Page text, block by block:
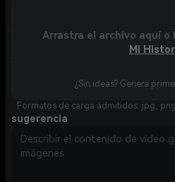
Arrastra el archivo aquí o
Mi
¿Sin ideas? Genera
Formatos de carga admitidos: jpg,
sugerencia